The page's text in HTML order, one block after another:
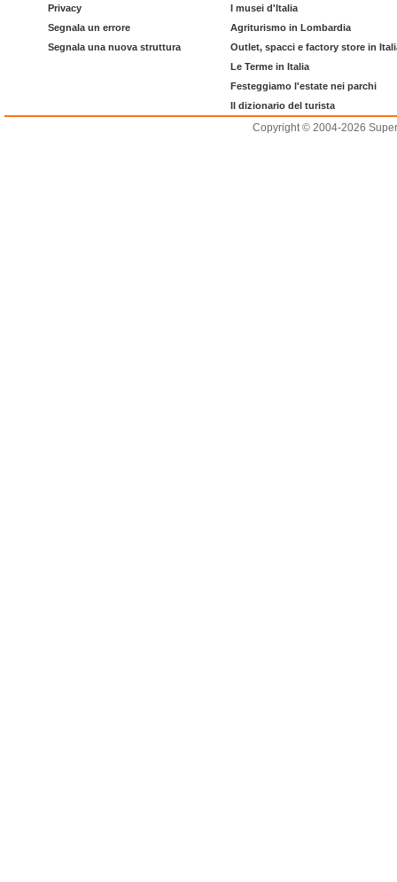
Privacy
Segnala un errore
Segnala una nuova struttura
I musei d'Italia
Agriturismo in Lombardia
Outlet, spacci e factory store in
Le Terme in Italia
Festeggiamo l'estate nei parchi
Il dizionario del turista
Copyright © 2004-2026